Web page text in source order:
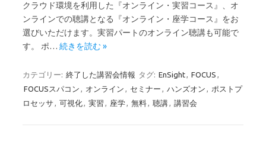
クラウド環境を利用した『オンライン・実習コース』、オ
ンラインでの聴講となる『オンライン・座学コース』をお
選びいただけます。実習パートのオンライン聴講も可能で
す。 ポ… 続きを読む »
カテゴリー: 終了した講習会情報 タグ: EnSight, FOCUS ,
FOCUSスパコン , オンライン , セミナー , ハンズオン , ポストプ
ロセッサ , 可視化, 実習 , 座学, 無料, 聴講, 講習会